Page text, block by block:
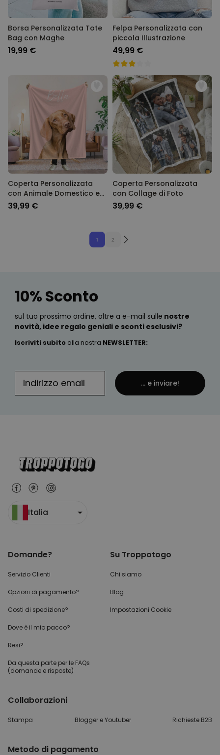
Borsa Personalizzata Tote
Bag con Maghe
19,99 €
Felpa Personalizzata con
piccola Illustrazione
49,99 €
Coperta Personalizzata
con Animale Domestico e
Sfondo
39,99 €
Coperta Personalizzata
con Collage di Foto
39,99 €
1 2
10% Sconto
sul tuo prossimo ordine, oltre a e-mail sulle nostre
novità, idee regalo geniali e sconti esclusivi?
Iscriviti subito alla nostra NEWSLETTER:
... e inviare!
Italia
Domande?
Servizio Clienti
Opzioni di pagamento?
Costi di spedizione?
Dove è il mio pacco?
Resi?
Da questa parte per le FAQs
(domande e risposte)
Su Troppotogo
Chi siamo
Blog
Impostazioni Cookie
Collaborazioni
Stampa Blogger e Youtuber Richieste B2B
Metodo di pagamento